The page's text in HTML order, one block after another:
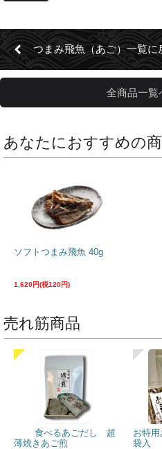
つまみ飛魚（あご）一覧に
全商品一覧
あなたにおすすめの
ソフトつまみ飛魚 40g
1,620円(税120円)
売れ筋商品
食べるあごだし 超
薄焼きあご煎
お特
袋入